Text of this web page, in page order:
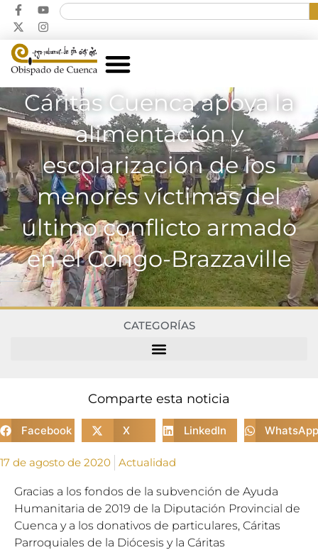
Cáritas Cuenca apoya la
alimentación y
escolarización de los
menores víctimas del
último conflicto armado
en el Congo-Brazzaville
CATEGORÍAS
Comparte esta noticia
Facebook X LinkedIn WhatsApp
17 de agosto de 2020 Actualidad
Gracias a los fondos de la subvención de Ayuda
Humanitaria de 2019 de la Diputación Provincial de
Cuenca y a los donativos de particulares, Cáritas
Parroquiales de la Diócesis y la Cáritas